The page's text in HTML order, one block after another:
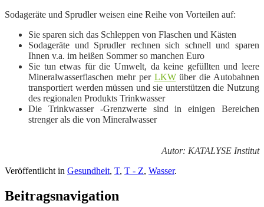
Sodageräte und Sprudler weisen eine Reihe von Vorteilen auf:
Sie sparen sich das Schleppen von Flaschen und Kästen
Sodageräte und Sprudler rechnen sich schnell und sparen
Ihnen v.a. im heißen Sommer so manchen Euro
Sie tun etwas für die Umwelt, da keine gefüllten und leere
Mineralwasserflaschen mehr per LKWüber die Autobahnen
transportiert werden müssen und sie unterstützen die Nutzung
des regionalen Produkts Trinkwasser
Die Trinkwasser -Grenzwerte sind in einigen Bereichen
strenger als die von Mineralwasser
Autor: KATALYSE Institut
Veröffentlicht in Gesundheit, T, T - Z, Wasser.
Beitragsnavigation